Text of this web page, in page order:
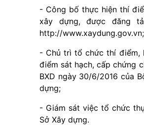
- Công bố thực hiện thí
xây dựng, được đăng
http://www.xaydung.gov.vn;
- Chủ trì tổ chức thí điểm,
điểm sát hạch, cấp chứng
BXD ngày 30/6/2016 của
dựng;
- Giám sát việc tổ chức
Sở Xây dựng.